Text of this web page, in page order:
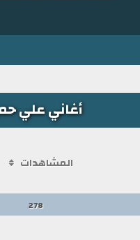
أغاني علي حميدة:
المشاهدات
278